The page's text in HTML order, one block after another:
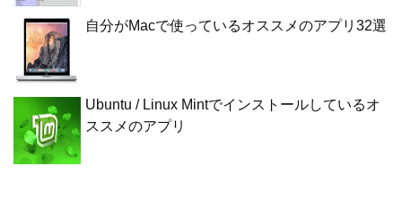
自分がMacで使っているオススメのアプリ32選
Ubuntu / Linux Mintでインストールしているオ
ススメのアプリ